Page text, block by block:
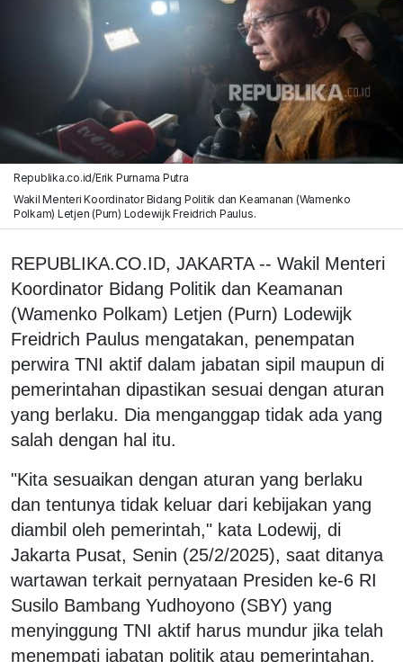
Republika.co.id/Erik Purnama Putra
Wakil Menteri Koordinator Bidang Politik dan Keamanan (Wamenko
Polkam) Letjen (Purn) Lodewijk Freidrich Paulus.
REPUBLIKA.CO.ID, JAKARTA -- Wakil Menteri
Koordinator Bidang Politik dan Keamanan
(Wamenko Polkam) Letjen (Purn) Lodewijk
Freidrich Paulus mengatakan, penempatan
perwira TNI aktif dalam jabatan sipil maupun di
pemerintahan dipastikan sesuai dengan aturan
yang berlaku. Dia menganggap tidak ada yang
salah dengan hal itu.
"Kita sesuaikan dengan aturan yang berlaku
dan tentunya tidak keluar dari kebijakan yang
diambil oleh pemerintah," kata Lodewij, di
Jakarta Pusat, Senin (25/2/2025), saat ditanya
wartawan terkait pernyataan Presiden ke-6 RI
Susilo Bambang Yudhoyono (SBY) yang
menyinggung TNI aktif harus mundur jika telah
menempati jabatan politik atau pemerintahan.